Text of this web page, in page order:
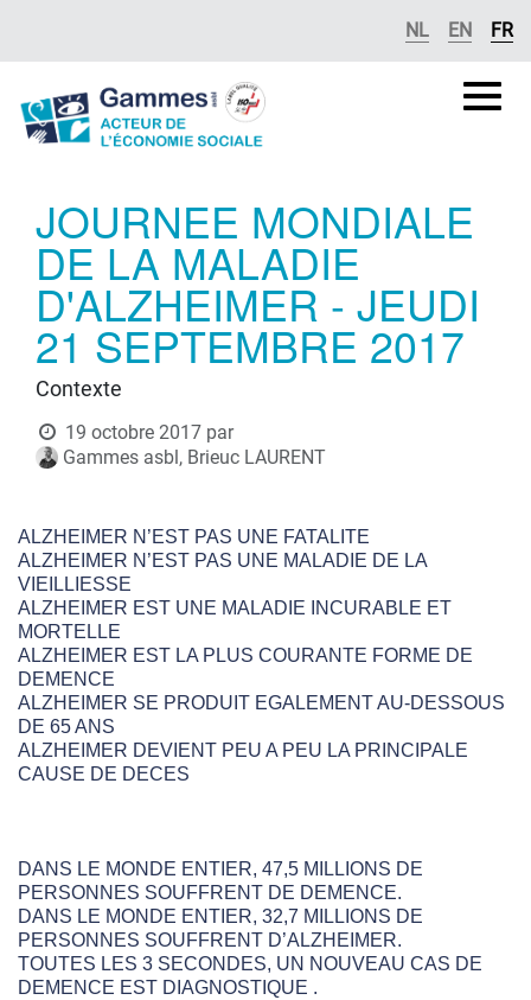
NL EN FR
Gammes
asbl
JOURNEE MONDIALE
DE LA MALADIE
D'ALZHEIMER - JEUDI
21 SEPTEMBRE 2017
Contexte
19 octobre 2017 par
Gammes asbl, Brieuc LAURENT
ALZHEIMER N’EST PAS UNE FATALITE
ALZHEIMER N’EST PAS UNE MALADIE DE LA
VIEILLIESSE
ALZHEIMER EST UNE MALADIE INCURABLE ET
MORTELLE
ALZHEIMER EST LA PLUS COURANTE FORME DE
DEMENCE
ALZHEIMER SE PRODUIT EGALEMENT AU-DESSOUS
DE 65 ANS
ALZHEIMER DEVIENT PEU A PEU LA PRINCIPALE
CAUSE DE DECES
DANS LE MONDE ENTIER, 47,5 MILLIONS DE
PERSONNES SOUFFRENT DE DEMENCE.
DANS LE MONDE ENTIER, 32,7 MILLIONS DE
PERSONNES SOUFFRENT D’ALZHEIMER.
TOUTES LES 3 SECONDES, UN NOUVEAU CAS DE
DEMENCE EST DIAGNOSTIQUE .